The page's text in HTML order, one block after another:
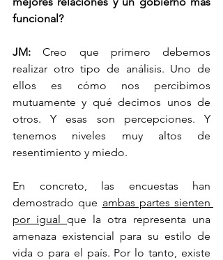
funcional?
JM: Creo que primero debemos
realizar otro tipo de análisis. Uno de
ellos es cómo nos percibimos
mutuamente y qué decimos unos de
otros. Y esas son percepciones. Y
tenemos niveles muy altos de
resentimiento y miedo.
En concreto, las encuestas han
demostrado que ambas partes sienten
por igual que la otra representa una
amenaza existencial para su estilo de
vida o para el país. Por lo tanto, existe